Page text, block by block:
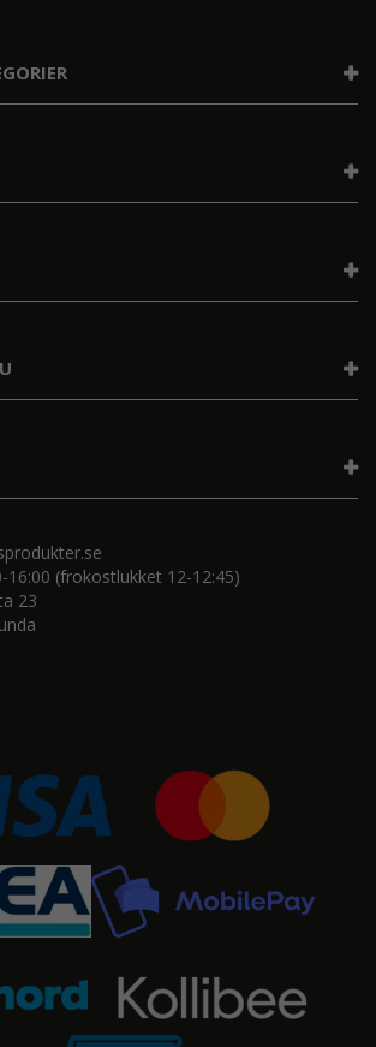
16:00 (frokostlukket 12-12:45)
23